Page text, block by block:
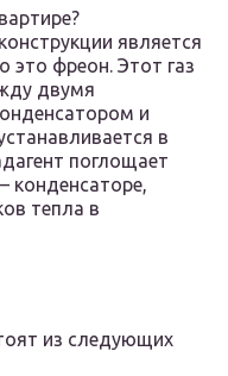
является
это фреон. Этот газ
двумя
и
в
поглощает
конденсаторе,
тепла в
из следующих